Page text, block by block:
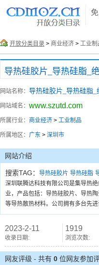
开放分类目录 > 商业经济 > 工业制
网站名称： 导热硅胶片_导热硅脂_
网站域名： www.szutd.com
所属行业： 商业经济 > 工业制品
所属地区： 广东 > 深圳市
网站介绍
搜索TAG： 导热硅胶片 导热硅脂
深圳联腾达科技有限公司是集导热
业，产品包括：导热硅胶片、导热
等导热散热材料。公司拥有多台先
2023-2-11
收录日期:
1919
浏览次数:
网友评级 - 共有 0 位网友参加